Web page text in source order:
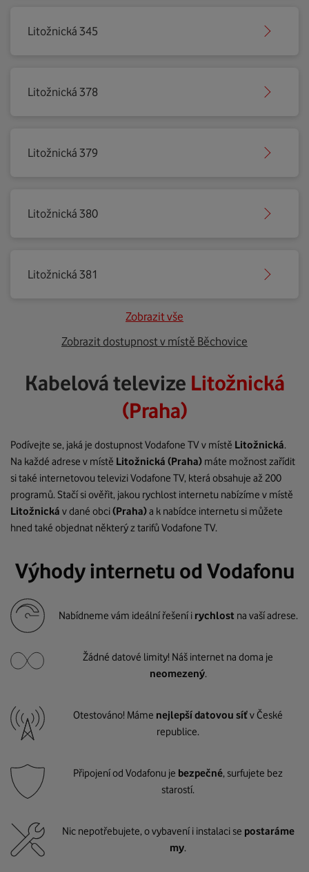
Litožnická 345
Litožnická 378
Litožnická 379
Litožnická 380
Litožnická 381
Zobrazit vše
Zobrazit dostupnost v místě Běchovice
Kabelová televize Litožnická
(Praha)
Podívejte se, jaká je dostupnost Vodafone TV v místě Litožnická.
Na každé adrese v místě Litožnická (Praha) máte možnost zařídit
si také internetovou televizi Vodafone TV, která obsahuje až 200
programů. Stačí si ověřit, jakou rychlost internetu nabízíme v místě
Litožnická v dané obci(Praha)a k nabídce internetu si můžete
hned také objednat některý z tarifů Vodafone TV.
Výhody internetu od Vodafonu
Nabídneme vám ideální řešení i rychlost na vaší adrese.
Žádné datové limity! Náš internet na doma je
neomezený.
Otestováno! Máme nejlepší datovou síťv České
republice.
Připojení od Vodafonu je bezpečné, surfujete bez
starostí.
Nic nepotřebujete, o vybavení i instalaci se postaráme
my.